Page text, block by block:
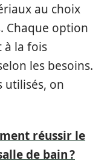
au choix
Chaque option
à la fois
les besoins.
utilisés, on
réussir le
de bain ?